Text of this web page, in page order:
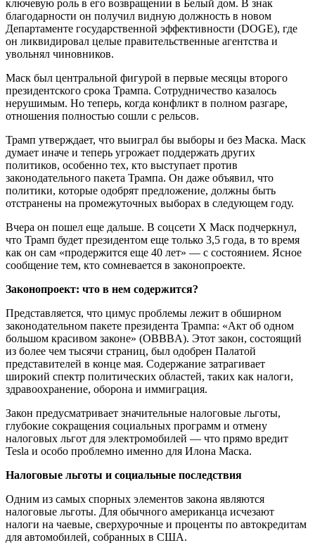
ключевую роль в его возвращении в Белый дом. В знак
благодарности он получил видную должность в новом
Департаменте государственной эффективности (DOGE), где
он ликвидировал целые правительственные агентства и
увольнял чиновников.
Маск был центральной фигурой в первые месяцы второго
президентского срока Трампа. Сотрудничество казалось
нерушимым. Но теперь, когда конфликт в полном разгаре,
отношения полностью сошли с рельсов.
Трамп утверждает, что выиграл бы выборы и без Маска. Маск
думает иначе и теперь угрожает поддержать других
политиков, особенно тех, кто выступает против
законодательного пакета Трампа. Он даже объявил, что
политики, которые одобрят предложение, должны быть
отстранены на промежуточных выборах в следующем году.
Вчера он пошел еще дальше. В соцсети X Маск подчеркнул,
что Трамп будет президентом еще только 3,5 года, в то время
как он сам «продержится еще 40 лет» — с состоянием. Ясное
сообщение тем, кто сомневается в законопроекте.
Законопроект: что в нем содержится?
Представляется, что цимус проблемы лежит в обширном
законодательном пакете президента Трампа: «Акт об одном
большом красивом законе» (OBBBA). Этот закон, состоящий
из более чем тысячи страниц, был одобрен Палатой
представителей в конце мая. Содержание затрагивает
широкий спектр политических областей, таких как налоги,
здравоохранение, оборона и иммиграция.
Закон предусматривает значительные налоговые льготы,
глубокие сокращения социальных программ и отмену
налоговых льгот для электромобилей — что прямо вредит
Tesla и особо проблемно именно для Илона Маска.
Налоговые льготы и социальные последствия
Одним из самых спорных элементов закона являются
налоговые льготы. Для обычного американца исчезают
налоги на чаевые, сверхурочные и проценты по автокредитам
для автомобилей, собранных в США.